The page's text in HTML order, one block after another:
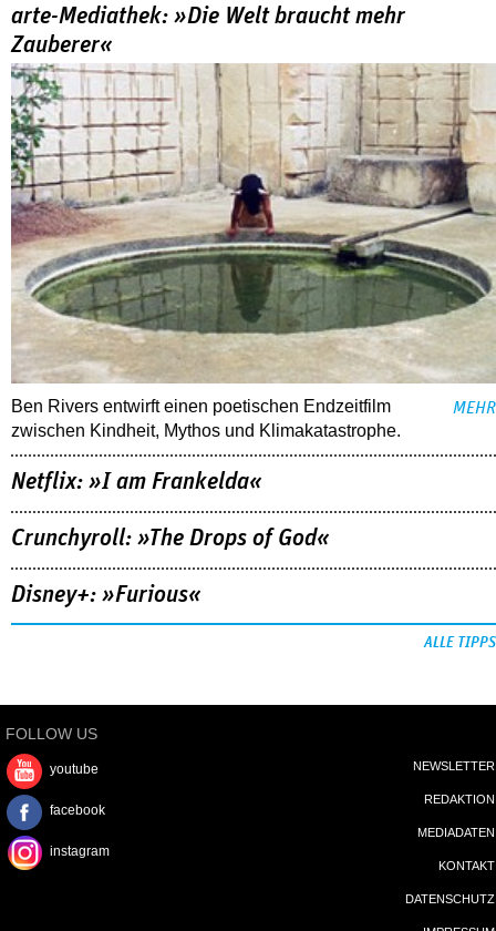
arte-Mediathek: »Die Welt braucht mehr
Zauberer«
Ben Rivers entwirft einen poetischen Endzeitfilm
zwischen Kindheit, Mythos und Klimakatastrophe.
MEHR
Netflix: »I am Frankelda«
Crunchyroll: »The Drops of God«
Disney+: »Furious«
ALLE TIPPS
FOLLOW US
youtube
facebook
instagram
NEWSLETTER
REDAKTION
MEDIADATEN
KONTAKT
DATENSCHUTZ